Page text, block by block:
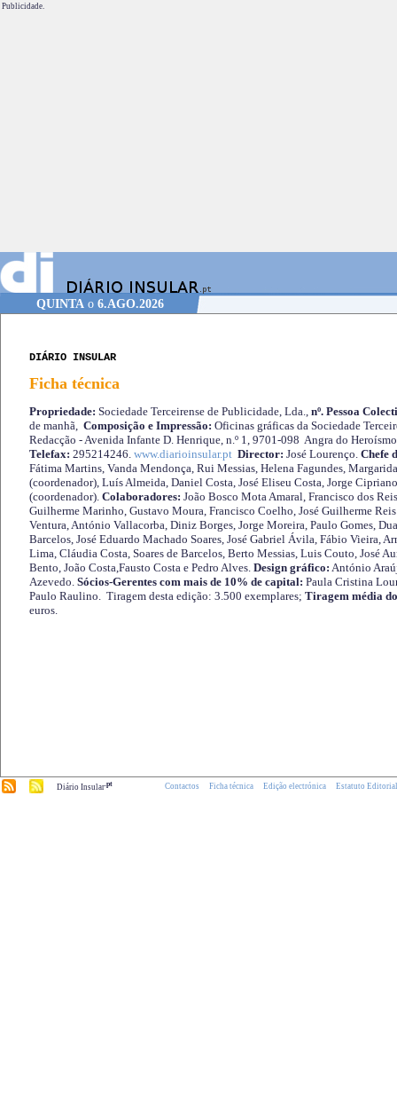
Publicidade.
QUINTAo 6.AGO.2026
DIÁRIO INSULAR
Ficha técnica
Propriedade: Sociedade Terceirense de Publicidade, Lda., nº. Pessoa
de manhã, Composição e Impressão: Oficinas gráficas da Sociedade
Redacção - Avenida Infante D. Henrique, n.º 1, 9701-098 Angra do
Telefax: 295214246. www.diarioinsular.pt Director: José Lourenço. Chefe
Fátima Martins, Vanda Mendonça, Rui Messias, Helena Fagundes,
(coordenador), Luís Almeida, Daniel Costa, José Eliseu Costa, Jorge
(coordenador). Colaboradores: João Bosco Mota Amaral, Francisco dos
Guilherme Marinho, Gustavo Moura, Francisco Coelho, José Guilherme
Ventura, António Vallacorba, Diniz Borges, Jorge Moreira, Paulo Gomes,
Barcelos, José Eduardo Machado Soares, José Gabriel Ávila, Fábio Vieira,
Lima, Cláudia Costa, Soares de Barcelos, Berto Messias, Luis Couto, José
Bento, João Costa,Fausto Costa e Pedro Alves. Design gráfico: António
Azevedo. Sócios-Gerentes com mais de 10% de capital: Paula Cristina
Paulo Raulino. Tiragem desta edição: 3.500 exemplares; Tiragem média
euros.
Diário Insular.pt Contactos Ficha técnica Edição electrónica Estatuto Editorial